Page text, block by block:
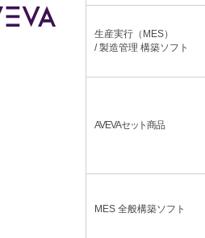
生産実行（MES）
/ 製造管理 構築ソフト
AVEVAセット商品
MES 全般構築ソフト